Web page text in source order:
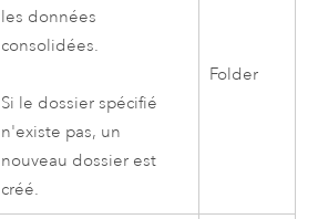
les données
consolidées.
Si le dossier spécifié
n'existe pas, un
nouveau dossier est
créé.
Folder